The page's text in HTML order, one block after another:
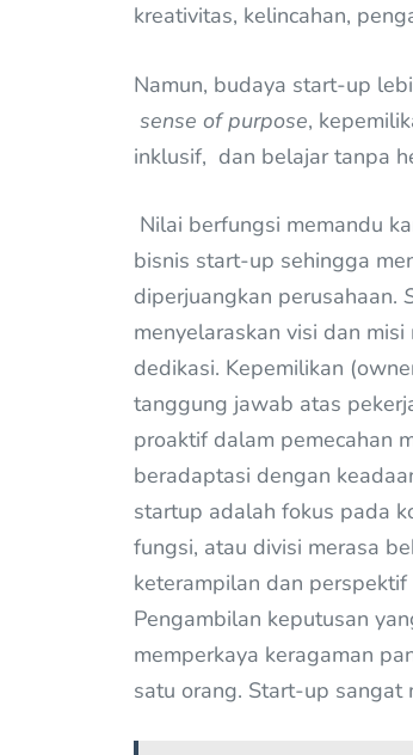
kreativitas, kelincahan,
Namun, budaya start-up
sense of purpose,
inklusif, dan belajar tanpa
Nilai berfungsi memandu
bisnis start-up sehingga
diperjuangkan perusahaan.
menyelaraskan visi dan
dedikasi. Kepemilikan
tanggung jawab atas
proaktif dalam pemecahan
beradaptasi dengan
startup adalah fokus pada
fungsi, atau divisi merasa
keterampilan dan
Pengambilan keputusan
memperkaya keragaman
satu orang. Start-up sangat